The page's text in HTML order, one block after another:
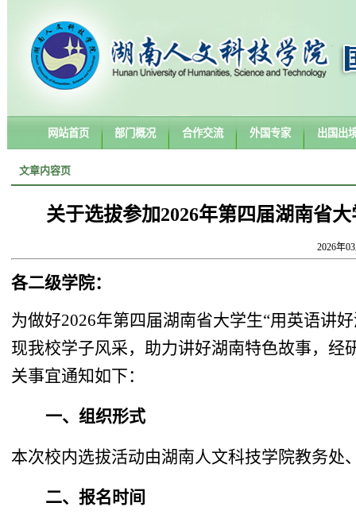
网站首页 部门概况 合作交流 外国专家 出国出
文章内容页
关于选拔参加2026年第四届湖南省
2026年
各二级学院：
为做好2026年第四届湖南省大学生“用英语讲
现我校学子风采，助力讲好湖南特色故事，
关事宜通知如下：
一、 组织形式
本次校内选拔活动由湖南人文科技学院教务处
二、 报名时间